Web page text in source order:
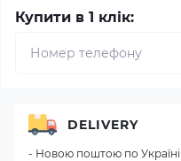
Купити в 1 клік:
DELIVERY
- Новою поштою по Україні